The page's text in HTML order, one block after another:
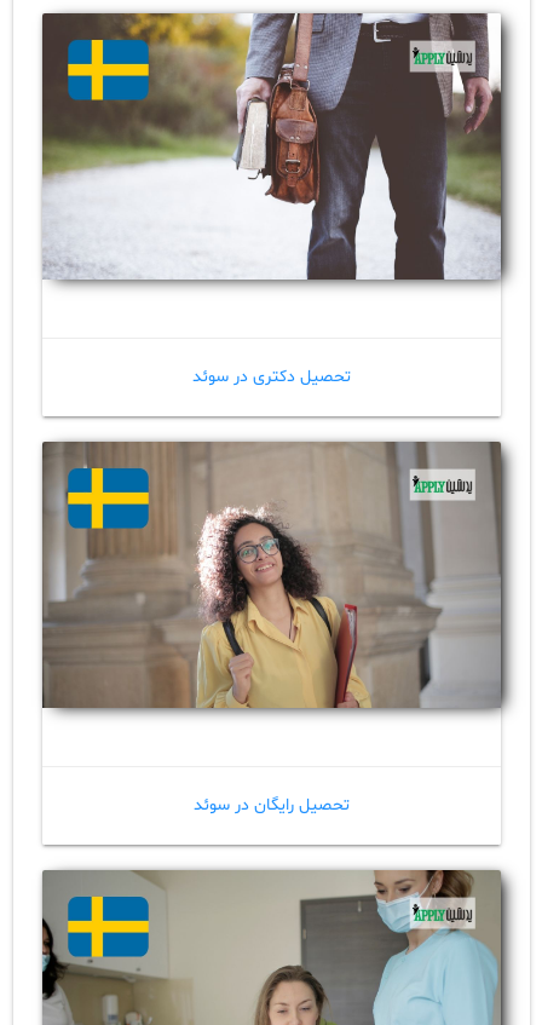
تحصیل دکتری در سوئد
تحصیل رایگان در سوئد